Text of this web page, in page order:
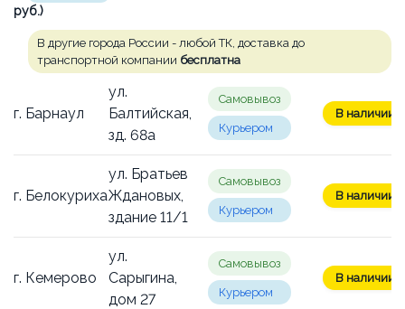
руб.)
В другие города России - любой ТК, доставка до
транспортной компании бесплатна
г. Барнаул
ул.
Балтийская,
зд. 68а
Самовывоз
Курьером
В наличии:
г. Белокуриха
ул. Братьев
Ждановых,
здание 11/1
Самовывоз
Курьером
В наличии:
г. Кемерово
ул.
Сарыгина,
дом 27
Самовывоз
Курьером
В наличии: